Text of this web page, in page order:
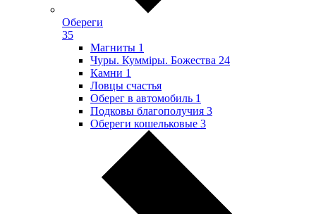
Обереги
35
Магниты 1
Чуры. Куммiры. Божества 24
Камни 1
Ловцы счастья
Оберег в автомобиль 1
Подковы благополучия 3
Обереги кошельковые 3